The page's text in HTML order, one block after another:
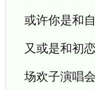
或许你是和
又或是和初
场欢子演唱会